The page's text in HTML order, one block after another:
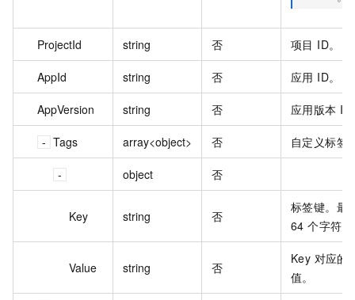
ProjectId string 否 项目 ID。
AppId string 否 应用 ID。
AppVersion string 否 应用版本 ID
Tags array<object> 否 自定义标签
object 否
Key string 否
标签键。最
64 个字符。
Value string 否
Key 对应的
值。